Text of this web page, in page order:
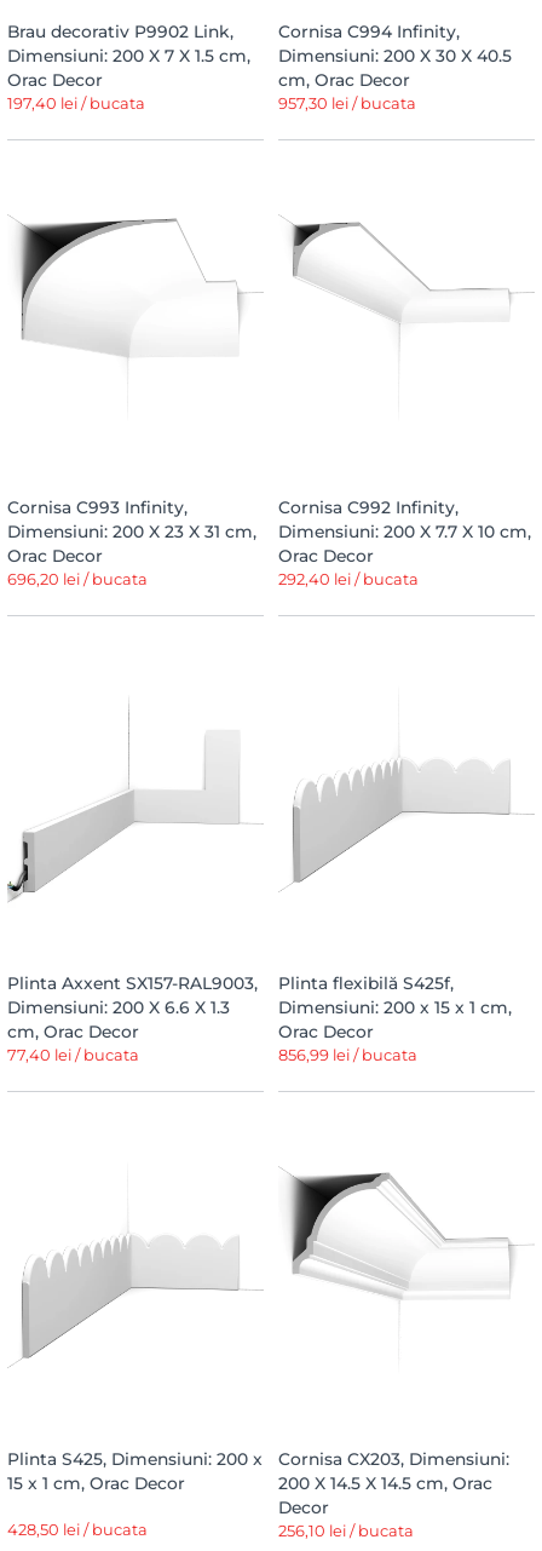
Brau decorativ P9902 Link,
Dimensiuni: 200 X 7 X 1.5 cm,
Orac Decor
197,40 lei / bucata
Cornisa C994 Infinity,
Dimensiuni: 200 X 30 X 40.5
cm, Orac Decor
957,30 lei / bucata
Cornisa C993 Infinity,
Dimensiuni: 200 X 23 X 31 cm,
Orac Decor
696,20 lei / bucata
Cornisa C992 Infinity,
Dimensiuni: 200 X 7.7 X 10 cm,
Orac Decor
292,40 lei / bucata
Plinta Axxent SX157-RAL9003,
Dimensiuni: 200 X 6.6 X 1.3
cm, Orac Decor
77,40 lei / bucata
Plinta flexibilă S425f,
Dimensiuni: 200 x 15 x 1 cm,
Orac Decor
856,99 lei / bucata
Plinta S425, Dimensiuni: 200 x
15 x 1 cm, Orac Decor
428,50 lei / bucata
Cornisa CX203, Dimensiuni:
200 X 14.5 X 14.5 cm, Orac
Decor
256,10 lei / bucata